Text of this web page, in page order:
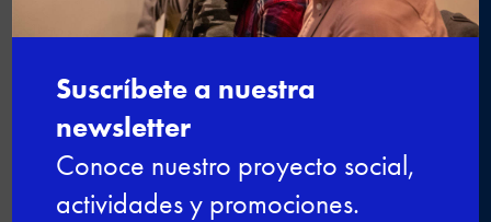
Últimas noticias
Nuevo curso de gestión administrativa y
comercial
Ciberseguridad para el empleo: una